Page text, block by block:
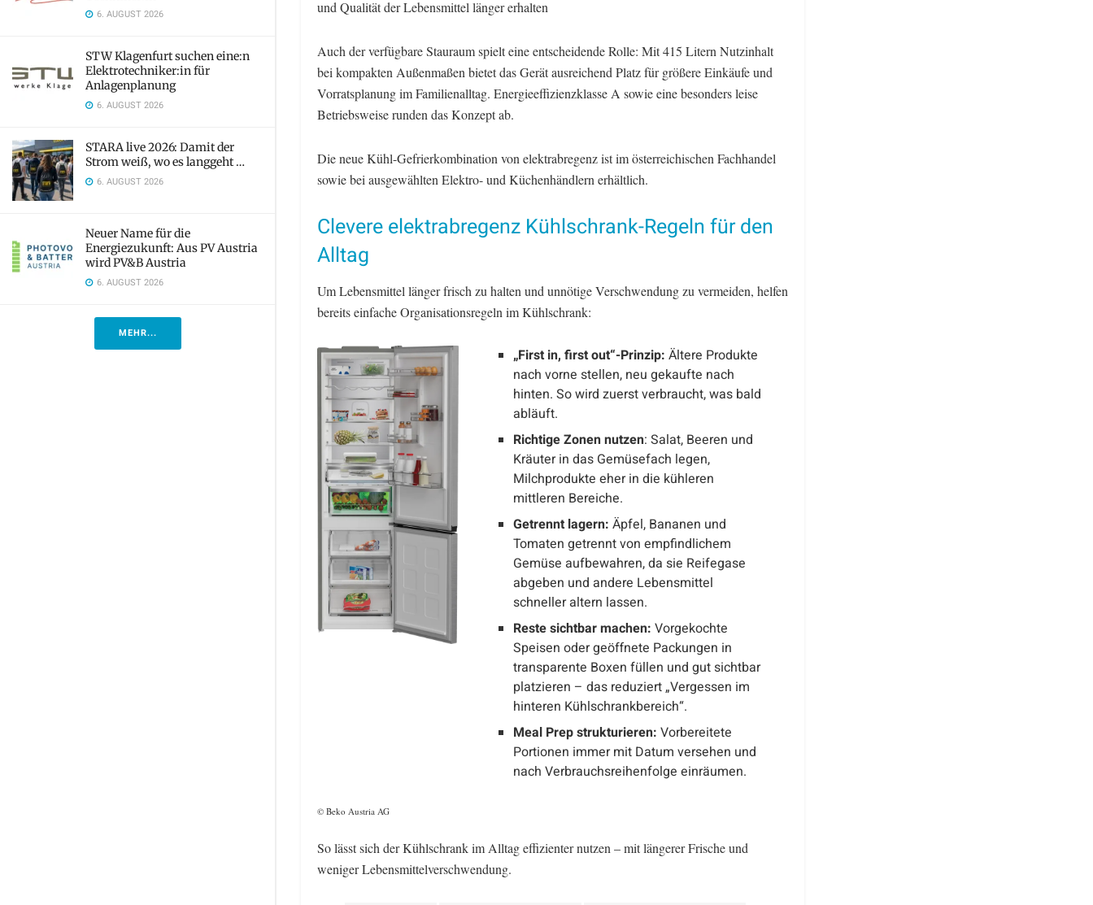
6. AUGUST 2026
STW Klagenfurt suchen eine:n
Elektrotechniker:in für
Anlagenplanung
6. AUGUST 2026
STARA live 2026: Damit der
Strom weiß, wo es langgeht …
6. AUGUST 2026
Neuer Name für die
Energiezukunft: Aus PV Austria
wird PV&B Austria
6. AUGUST 2026
MEHR...
und Qualität der Lebensmittel länger erhalten
Auch der verfügbare Stauraum spielt eine entscheidende Rolle: Mit 415 Litern Nutzinhalt
bei kompakten Außenmaßen bietet das Gerät ausreichend Platz für größere Einkäufe und
Vorratsplanung im Familienalltag. Energieeffizienzklasse A sowie eine besonders leise
Betriebsweise runden das Konzept ab.
Die neue Kühl-Gefrierkombination von elektrabregenz ist im österreichischen Fachhandel
sowie bei ausgewählten Elektro- und Küchenhändlern erhältlich.
Clevere elektrabregenz Kühlschrank-Regeln für den
Alltag
Um Lebensmittel länger frisch zu halten und unnötige Verschwendung zu vermeiden, helfen
bereits einfache Organisationsregeln im Kühlschrank:
„First in, first out“-Prinzip: Ältere Produkte
nach vorne stellen, neu gekaufte nach
hinten. So wird zuerst verbraucht, was bald
abläuft.
Richtige Zonen nutzen: Salat, Beeren und
Kräuter in das Gemüsefach legen,
Milchprodukte eher in die kühleren
mittleren Bereiche.
Getrennt lagern: Äpfel, Bananen und
Tomaten getrennt von empfindlichem
Gemüse aufbewahren, da sie Reifegase
abgeben und andere Lebensmittel
schneller altern lassen.
Reste sichtbar machen: Vorgekochte
Speisen oder geöffnete Packungen in
transparente Boxen füllen und gut sichtbar
platzieren – das reduziert „Vergessen im
hinteren Kühlschrankbereich“.
Meal Prep strukturieren: Vorbereitete
Portionen immer mit Datum versehen und
nach Verbrauchsreihenfolge einräumen.
© Beko Austria AG
So lässt sich der Kühlschrank im Alltag effizienter nutzen – mit längerer Frische und
weniger Lebensmittelverschwendung.